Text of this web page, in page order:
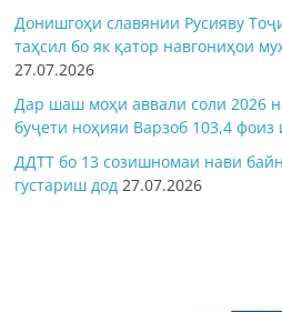
Донишгоҳи славянии Русияву
таҳсил бо як қатор навгониҳои
27.07.2026
Дар шаш моҳи аввали соли 2026
буҷети ноҳияи Варзоб 103,4
ДДТТ бо 13 созишномаи нави
густариш дод 27.07.2026